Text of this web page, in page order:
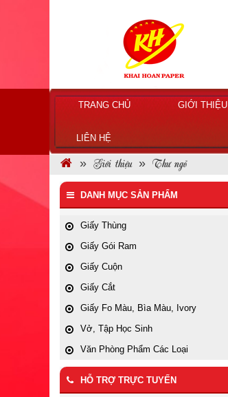
TRANG CHỦ GIỚI THIỆU
LIÊN HỆ
Giới thiệu Thư ngỏ
DANH MỤC SẢN PHẨM
Giấy Thùng
Giấy Gói Ram
Giấy Cuộn
Giấy Cắt
Giấy Fo Màu, Bìa Màu, Ivory
Vở, Tập Học Sinh
Văn Phòng Phẩm Các Loại
HỖ TRỢ TRỰC TUYẾN